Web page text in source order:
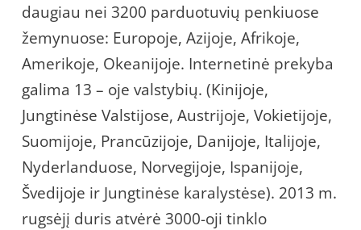
daugiau nei 3200 parduotuvių penkiuose
žemynuose: Europoje, Azijoje, Afrikoje,
Amerikoje, Okeanijoje. Internetinė prekyba
galima 13 – oje valstybių. (Kinijoje,
Jungtinėse Valstijose, Austrijoje, Vokietijoje,
Suomijoje, Prancūzijoje, Danijoje, Italijoje,
Nyderlanduose, Norvegijoje, Ispanijoje,
Švedijoje ir Jungtinėse karalystėse). 2013 m.
rugsėjį duris atvėrė 3000-oji tinklo